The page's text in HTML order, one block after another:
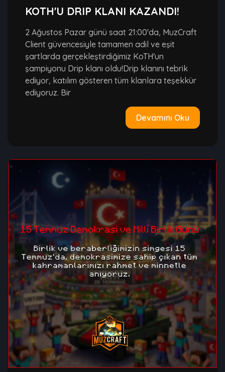
KOTH'U DRIP KLANI KAZANDI!
2 Ağustos Pazar günü saat 21:00'da, MuzCraft
Client güvencesiyle tamamen adil ve eşit
şartlarda gerçekleştirdiğimiz KoTH'un
şampiyonu Drip klanı oldu!Drip klanını tebrik
ediyor, katılım gösteren tüm klanlara teşekkür
ediyoruz. Bir
Devamını Oku